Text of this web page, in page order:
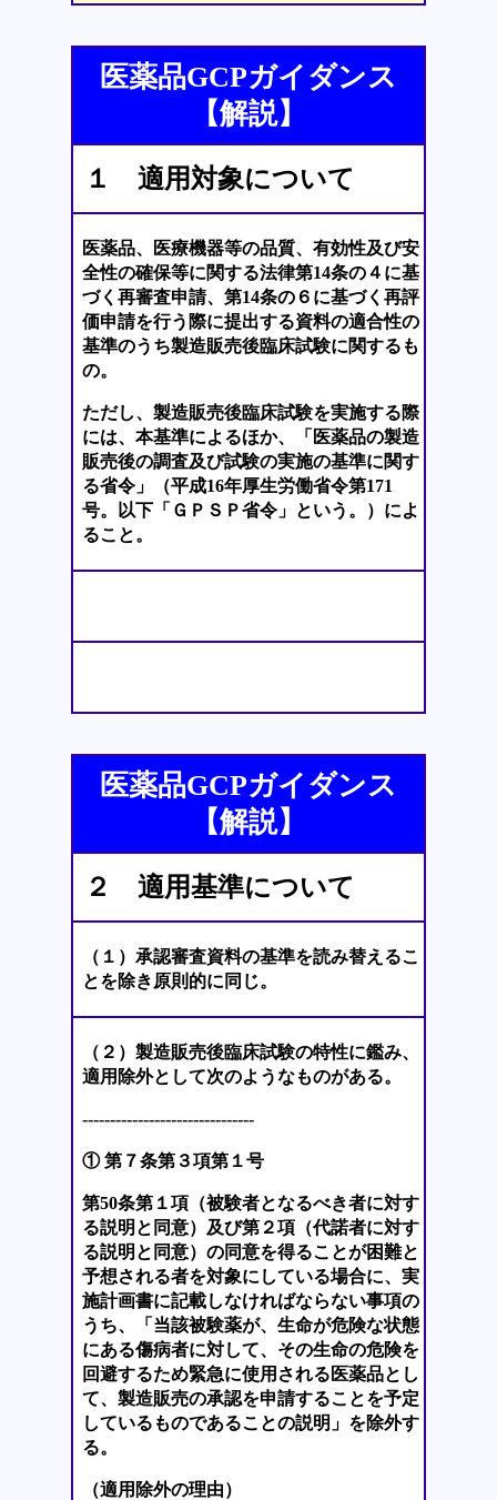
医薬品GCPガイダンス
【解説】
１ 適用対象について
医薬品、医療機器等の品質、有効性及び安
全性の確保等に関する法律第14条の４に基
づく再審査申請、第14条の６に基づく再評
価申請を行う際に提出する資料の適合性の
基準のうち製造販売後臨床試験に関するも
の。
ただし、製造販売後臨床試験を実施する際
には、本基準によるほか、「医薬品の製造
販売後の調査及び試験の実施の基準に関す
る省令」（平成16年厚生労働省令第171
号。以下「ＧＰＳＰ省令」という。）によ
ること。
医薬品GCPガイダンス
【解説】
２ 適用基準について
（１）承認審査資料の基準を読み替えるこ
とを除き原則的に同じ。
（２）製造販売後臨床試験の特性に鑑み、
適用除外として次のようなものがある。
-------------------------------
① 第７条第３項第１号
第50条第１項（被験者となるべき者に対す
る説明と同意）及び第２項（代諾者に対す
る説明と同意）の同意を得ることが困難と
予想される者を対象にしている場合に、実
施計画書に記載しなければならない事項の
うち、「当該被験薬が、生命が危険な状態
にある傷病者に対して、その生命の危険を
回避するため緊急に使用される医薬品とし
て、製造販売の承認を申請することを予定
しているものであることの説明」を除外す
る。
（適用除外の理由）